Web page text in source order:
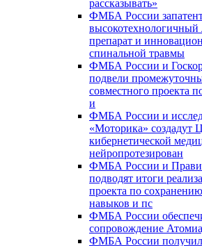
рассказывать»
ФМБА России
высокотехнологичный
препарат и
спинальной травмы
ФМБА России и
подвели
совместного проекта
и
ФМБА России и
«Моторика» создадут
кибернетической
нейропротезирован
ФМБА России и
подводят итоги
проекта по
навыков и пс
ФМБА России
сопровождение
ФМБА России